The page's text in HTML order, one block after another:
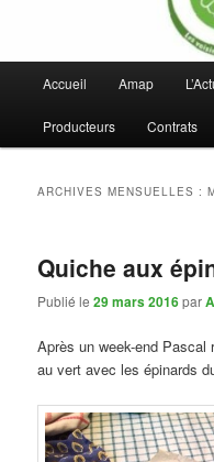
principal
Accueil Amap
Producteurs Contrats
ARCHIVES MENSUELLES :
Quiche aux
Publié le29 mars 2016par
Après un week-end
au vert avec les épinards